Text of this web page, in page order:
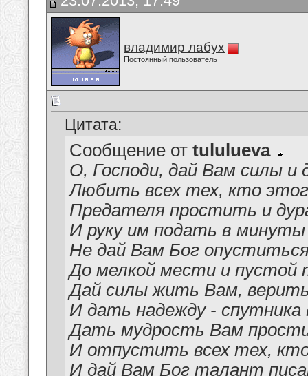
владимир лабух
Постоянный пользователь
Цитата:
Сообщение от tululueva
О, Господи, дай Вам силы и
Любить всех тех, кто
Предателя простить и
И руку им подать в минуты
Не дай Вам Бог
До мелкой мести и пустой
Дай силы жить Вам,
И дать надежду - спутника
Дать мудрость Вам
И отпустить всех тех,
И дай Вам Бог талант